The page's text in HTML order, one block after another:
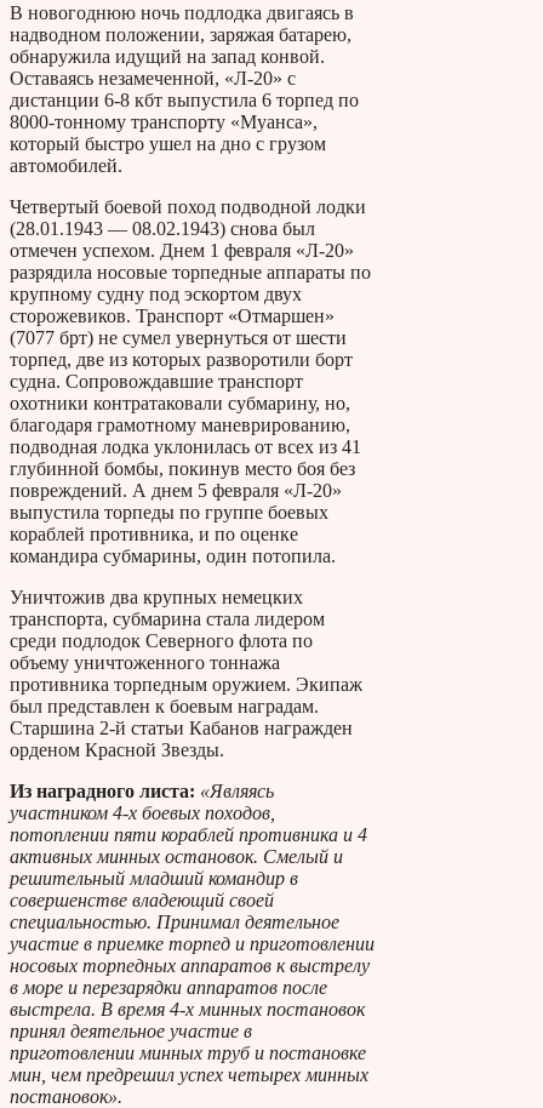
В новогоднюю ночь подлодка двигаясь в
надводном положении, заряжая батарею,
обнаружила идущий на запад конвой.
Оставаясь незамеченной, «Л-20» с
дистанции 6-8 кбт выпустила 6 торпед по
8000-тонному транспорту «Муанса»,
который быстро ушел на дно с грузом
автомобилей.
Четвертый боевой поход подводной лодки
(28.01.1943 — 08.02.1943) снова был
отмечен успехом. Днем 1 февраля «Л-20»
разрядила носовые торпедные аппараты по
крупному судну под эскортом двух
сторожевиков. Транспорт «Отмаршен»
(7077 брт) не сумел увернуться от шести
торпед, две из которых разворотили борт
судна. Сопровождавшие транспорт
охотники контратаковали субмарину, но,
благодаря грамотному маневрированию,
подводная лодка уклонилась от всех из 41
глубинной бомбы, покинув место боя без
повреждений. А днем 5 февраля «Л-20»
выпустила торпеды по группе боевых
кораблей противника, и по оценке
командира субмарины, один потопила.
Уничтожив два крупных немецких
транспорта, субмарина стала лидером
среди подлодок Северного флота по
объему уничтоженного тоннажа
противника торпедным оружием. Экипаж
был представлен к боевым наградам.
Старшина 2-й статьи Кабанов награжден
орденом Красной Звезды.
Из наградного листа: «Являясь
участником 4-х боевых походов,
потоплении пяти кораблей противника и 4
активных минных остановок. Смелый и
решительный младший командир в
совершенстве владеющий своей
специальностью. Принимал деятельное
участие в приемке торпед и приготовлении
носовых торпедных аппаратов к выстрелу
в море и перезарядки аппаратов после
выстрела. В время 4-х минных постановок
принял деятельное участие в
приготовлении минных труб и постановке
мин, чем предрешил успех четырех минных
постановок».